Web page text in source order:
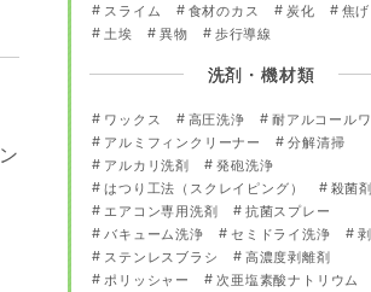
スライム
食材のカス 炭化 焦げ
土埃
異物 歩行導線
洗剤・機材類
ワックス 高圧洗浄
耐アルコール
アルミフィンクリーナー
分解清掃
アルカリ洗剤
発砲洗浄
はつり工法（スクレイピング）
殺菌剤
エアコン専用洗剤
抗菌スプレー
バキューム洗浄
セミドライ洗浄
ステンレスブラシ
高濃度剥離剤
ポリッシャー
次亜塩素酸ナトリウム